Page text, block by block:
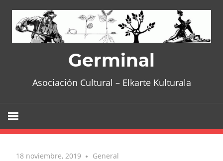
content
Germinal
Asociación Cultural – Elkarte Kulturala
18 noviembre, 2019 General